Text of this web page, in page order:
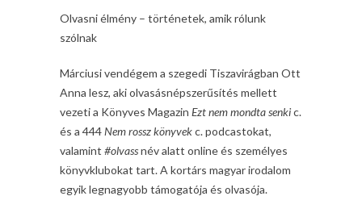
Olvasni élmény – történetek, amik rólunk
szólnak
Márciusi vendégem a szegedi Tiszavirágban Ott
Anna lesz, aki olvasásnépszerűsítés mellett
vezeti a Könyves Magazin Ezt nem mondta senkic.
és a 444Nem rossz könyvekc. podcastokat,
valamint #olvassnév alatt online és személyes
könyvklubokat tart. A kortárs magyar irodalom
egyik legnagyobb támogatója és olvasója.